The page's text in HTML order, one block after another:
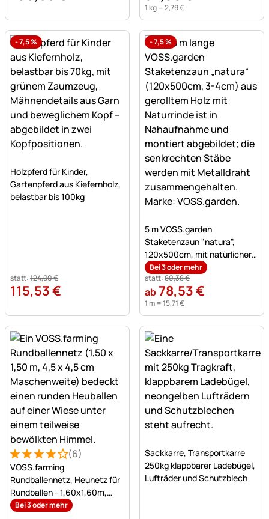
1 kg =2,79€
-7,5%
Noch keine Bewertungen abgegeben
Holzpferd für Kinder,
Gartenpferd aus Kiefernholz,
belastbar bis 100kg
statt:124,90€
115,53€
-7,5%
5 m VOSS.garden
Staketenzaun "natura",
120x500cm, mit natürlicher
Rinde,3-4cm
Bei 3 oder mehr
statt:80,38€
ab78,53€
1 m =15,71€
Bewertung: 4 von 5 (6 Bewertungen)
6 Bewertungen
(6)
VOSS.farming
Rundballennetz, Heunetz für
Rundballen - 1,60x1,60m,
Maschenweite 4,5x4,5cm
Bei 3 oder mehr
Sackkarre, Transportkarre
250kg klappbarer Ladebügel,
Lufträder und Schutzblech